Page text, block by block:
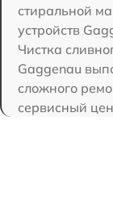
стиральной
устройств
Чистка
Gaggenau
сложного
сервисный